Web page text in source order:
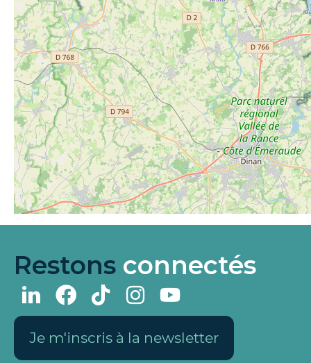
Restons connectés
Je m'inscris à la newsletter